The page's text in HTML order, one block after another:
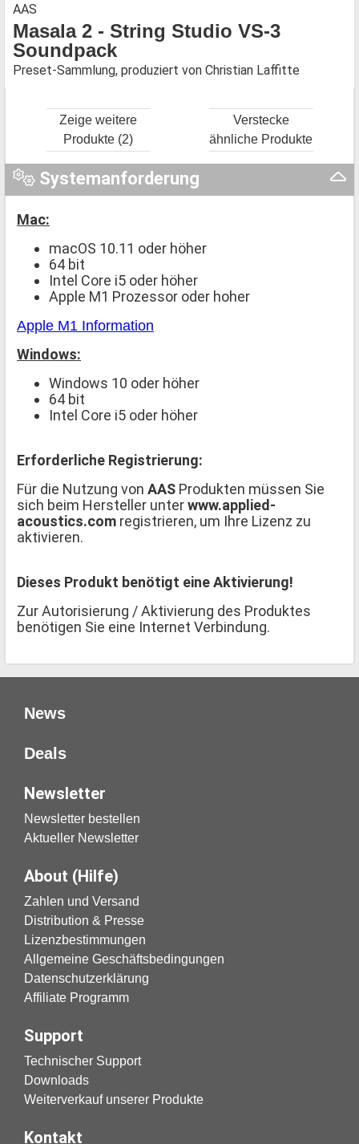
AAS
Masala 2 - String Studio VS-3
Soundpack
Preset-Sammlung, produziert von Christian Laffitte
Zeige weitere
Produkte (2)
Verstecke
ähnliche Produkte
Systemanforderung
Mac:
macOS 10.11 oder höher
64 bit
Intel Core i5 oder höher
Apple M1 Prozessor oder hoher
Apple M1 Information
Windows:
Windows 10 oder höher
64 bit
Intel Core i5 oder höher
Erforderliche Registrierung:
Für die Nutzung von AAS Produkten müssen Sie
sich beim Hersteller unterwww.applied-
acoustics.com registrieren, um Ihre Lizenz zu
aktivieren.
Dieses Produkt benötigt eine Aktivierung!
Zur Autorisierung / Aktivierung des Produktes
benötigen Sie eine Internet Verbindung.
News
Deals
Newsletter
Newsletter bestellen
Aktueller Newsletter
About (Hilfe)
Zahlen und Versand
Distribution & Presse
Lizenzbestimmungen
Allgemeine Geschäftsbedingungen
Datenschutzerklärung
Affiliate Programm
Support
Technischer Support
Downloads
Weiterverkauf unserer Produkte
Kontakt